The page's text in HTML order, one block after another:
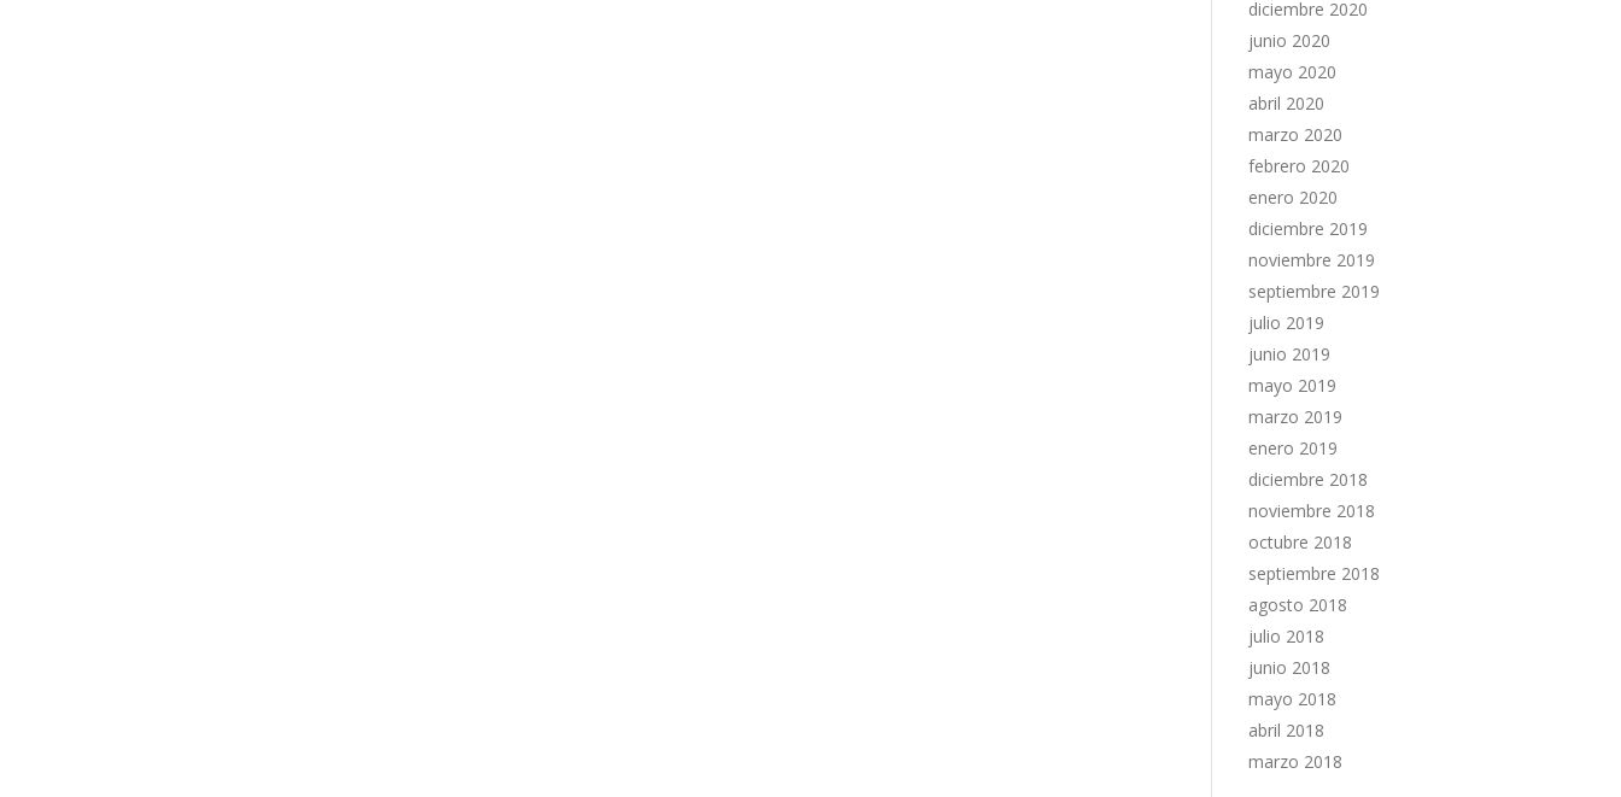
diciembre 2020
junio 2020
mayo 2020
abril 2020
marzo 2020
febrero 2020
enero 2020
diciembre 2019
noviembre 2019
septiembre 2019
julio 2019
junio 2019
mayo 2019
marzo 2019
enero 2019
diciembre 2018
noviembre 2018
octubre 2018
septiembre 2018
agosto 2018
julio 2018
junio 2018
mayo 2018
abril 2018
marzo 2018